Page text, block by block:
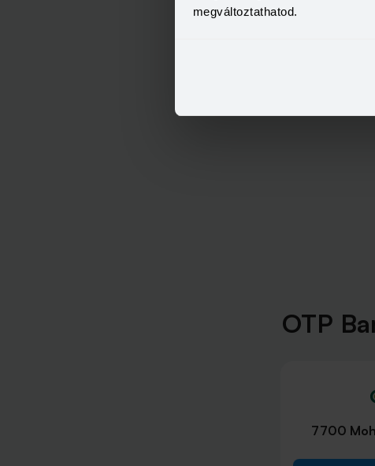
megváltoztathatod.
OTP
7700